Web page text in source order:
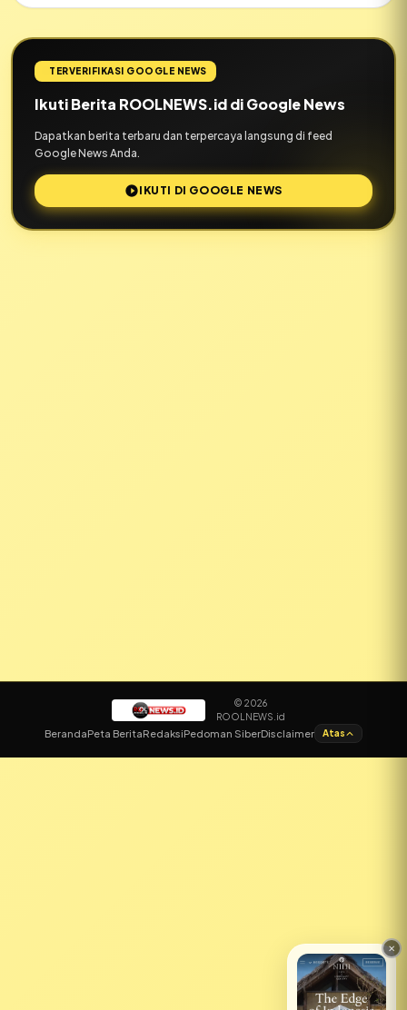
TERVERIFIKASI GOOGLE NEWS
Ikuti Berita ROOLNEWS.id di Google News
Dapatkan berita terbaru dan terpercaya langsung di feed
Google News Anda.
IKUTI DI GOOGLE NEWS
✕
© 2026
ROOLNEWS.id
BerandaPeta BeritaRedaksiPedoman SiberDisclaimer Atas